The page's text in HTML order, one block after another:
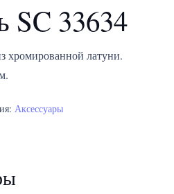
SC 33634
хромированной латуни.
Аксессуары